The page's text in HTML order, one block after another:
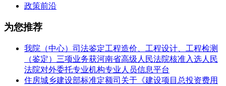
政策前沿
为您推荐
我院（中心）司法鉴定工程造价、工程设计、工程检测
（鉴定）三项业务获河南省高级人民法院核准入选人民
法院对外委托专业机构专业人员信息平台
住房城乡建设部标准定额司关于《建设项目总投资费用